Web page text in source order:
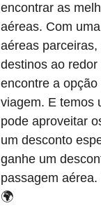
encontrar as
aéreas. Com
aéreas
destinos ao
encontre a
viagem. E temos
pode aproveitar
um desconto
ganhe um
passagem
🌍